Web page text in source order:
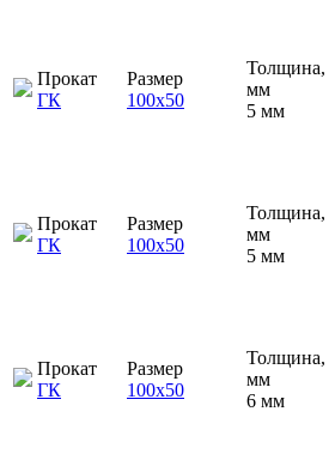
Прокат
ГК
Размер
100х50
Толщина,
мм
5 мм
Прокат
ГК
Размер
100х50
Толщина,
мм
5 мм
Прокат
ГК
Размер
100х50
Толщина,
мм
6 мм